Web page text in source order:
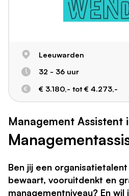
Leeuwarden
32 - 36 uur
€ 3.180,- tot € 4.273,-
Management Assistent
Ben jij een
bewaart, vooruitdenkt en
managementniveau? En